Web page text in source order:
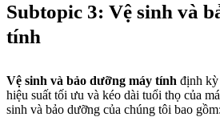
Subtopic 3: Vệ sinh và
tính
Vệ sinh và bảo dưỡng máy tính định kỳ
hiệu suất tối ưu và kéo dài tuổi thọ của
sinh và bảo dưỡng của chúng tôi bao gồm: